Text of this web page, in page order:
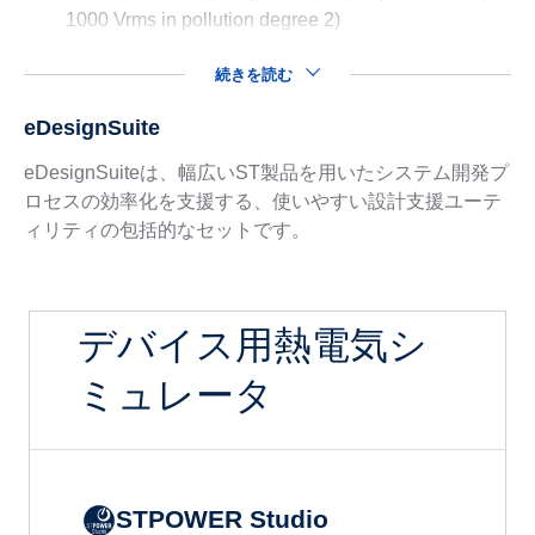
1000 Vrms in pollution degree 2)
続きを読む
eDesignSuite
eDesignSuiteは、幅広いST製品を用いたシステム開発プ
ロセスの効率化を支援する、使いやすい設計支援ユーテ
ィリティの包括的なセットです。
デバイス用熱電気シ
ミュレータ
STPOWER Studio